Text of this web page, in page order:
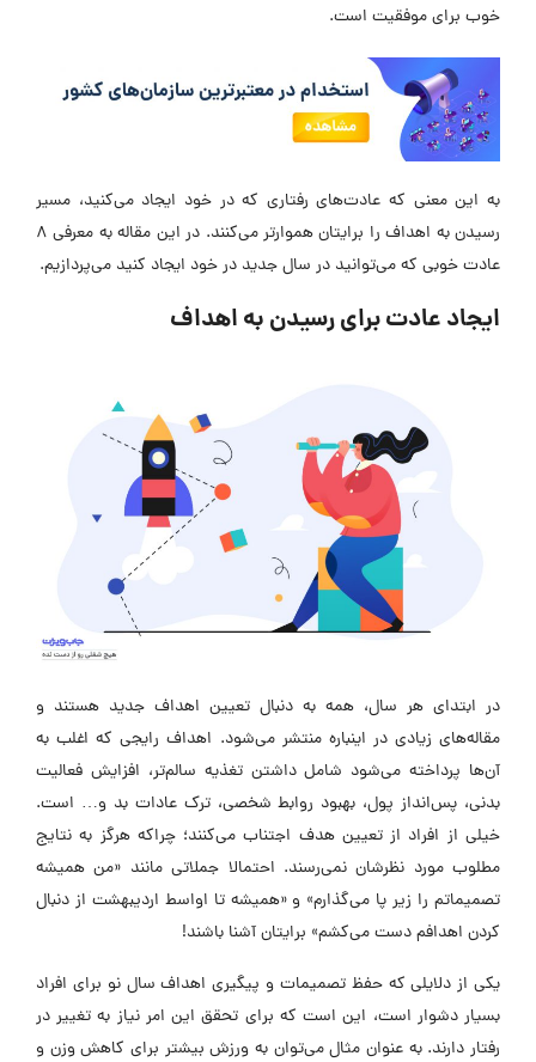
خوب برای موفقیت است.
به این معنی که عادت‌های رفتاری که در خود ایجاد می‌کنید، مسیر
رسیدن به اهداف را برایتان هموارتر می‌کنند. در این مقاله به معرفی 8
عادت خوبی که می‌توانید در سال جدید در خود ایجاد کنید می‌پردازیم.
ایجاد عادت برای رسیدن به اهداف
در ابتدای هر سال، همه به دنبال تعیین اهداف جدید هستند و
مقاله‌های زیادی در اینباره منتشر می‌شود. اهداف رایجی که اغلب به
آن‌ها پرداخته می‌شود شامل داشتن تغذیه سالم‌تر، افزایش فعالیت
بدنی، پس‌انداز پول، بهبود روابط شخصی، ترک عادات بد و… است.
خیلی از افراد از تعیین هدف اجتناب می‌کنند؛ چراکه هرگز به نتایج
مطلوب مورد نظرشان نمی‌رسند. احتمالا جملاتی مانند «من همیشه
تصمیماتم را زیر پا می‌گذارم» و «همیشه تا اواسط اردیبهشت از دنبال
کردن اهدافم دست می‌کشم» برایتان آشنا باشند!
یکی از دلایلی که حفظ تصمیمات و پیگیری اهداف سال نو برای افراد
بسیار دشوار است، این است که برای تحقق این امر نیاز به تغییر در
رفتار دارند. به عنوان مثال می‌توان به ورزش بیشتر برای کاهش وزن و